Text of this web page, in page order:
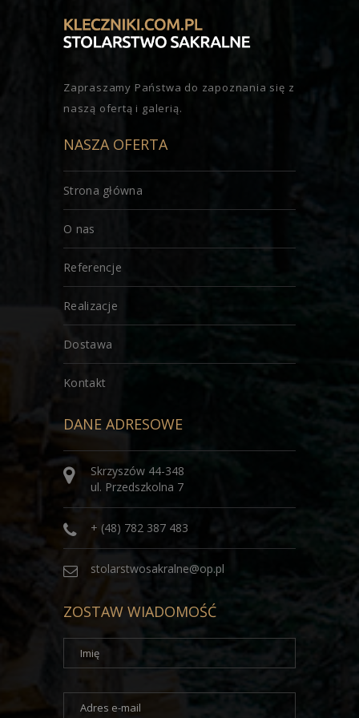
Zapraszamy Państwa do zapoznania się z
naszą ofertą i galerią.
NASZA OFERTA
Strona główna
O nas
Referencje
Realizacje
Dostawa
Kontakt
DANE ADRESOWE
Skrzyszów 44-348
ul. Przedszkolna 7
+ (48) 782 387 483
stolarstwosakralne@op.pl
ZOSTAW WIADOMOŚĆ